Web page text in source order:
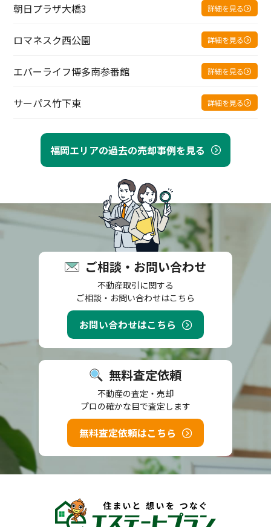
福岡エリアの過去の売却事例を見る
朝日プラザ大橋3 詳細を見る
ロマネスク西公園 詳細を見る
エバーライフ博多南参番館 詳細を見る
サーパス竹下東 詳細を見る
ご相談・お問い合わせ
不動産取引に関する
ご相談・お問い合わせはこちら
お問い合わせはこちら
無料査定依頼
不動産の査定・売却
プロの確かな目で査定します
無料査定依頼はこちら